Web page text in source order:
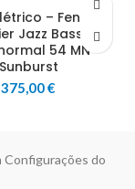
– Fender
Jazz Bass
54 MN
Sunburst
375,00€
Configurações do